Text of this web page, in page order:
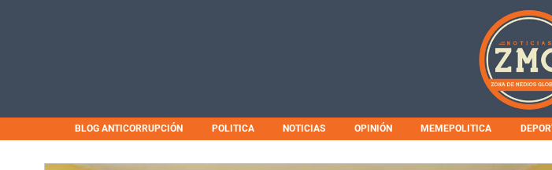
BLOG ANTICORRUPCIÓN POLITICA NOTICIAS OPINIÓN MEMEPOLITICA